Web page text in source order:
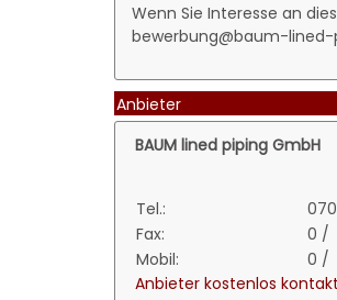
Wenn Sie Interesse an
bewerbung@baum-
Anbieter
BAUM lined piping GmbH
Tel.:
Fax:
0 /
Mobil:
0 /
Anbieter kostenlos